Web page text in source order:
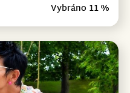
Vybráno 11 %